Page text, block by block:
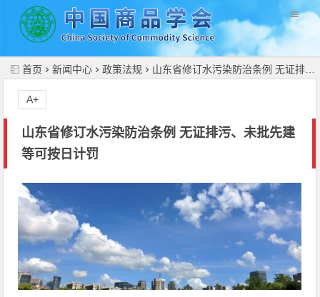
首页 新闻中心 政策法规 山东省修订水污染防治条例 无证排污、未批先建等可按日计罚
山东省修订水污染防治条例 无证排污、未批先建
等可按日计罚
A+